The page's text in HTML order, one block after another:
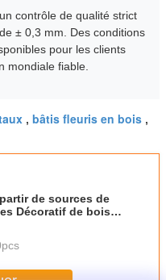
contrôle de qualité strict
± 0,3 mm. Des conditions
pour les clients
mondiale fiable.
, bâtis fleuris en bois ,
de sources de
Décoratif de bois
et du style à